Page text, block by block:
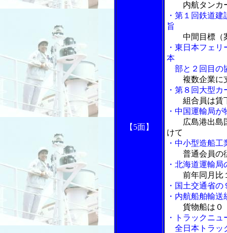
【5面】
内航タンカ
・第１回鉄道
旨
中間目標（
・東日本フェ
本
部と２回目の
複数企業に
・第８回大型
組合員は賃
・中国運輸局
広島港出島
けて
・中小型造船
普通会員の
・北海道運輸
前年同月比
・国土交通省
・内航船舶輸送
貨物船は０
・トラックニュ
全日本トラッ